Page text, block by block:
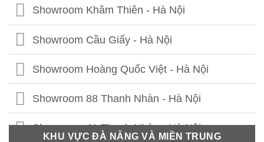
Showroom Khâm Thiên - Hà Nội
Showroom Cầu Giấy - Hà Nội
Showroom Hoàng Quốc Việt - Hà Nội
Showroom 88 Thanh Nhàn - Hà Nội
Showroom 41 Thanh Nhàn - Hà Nội
KHU VỰC ĐÀ NẴNG VÀ MIỀN TRUNG